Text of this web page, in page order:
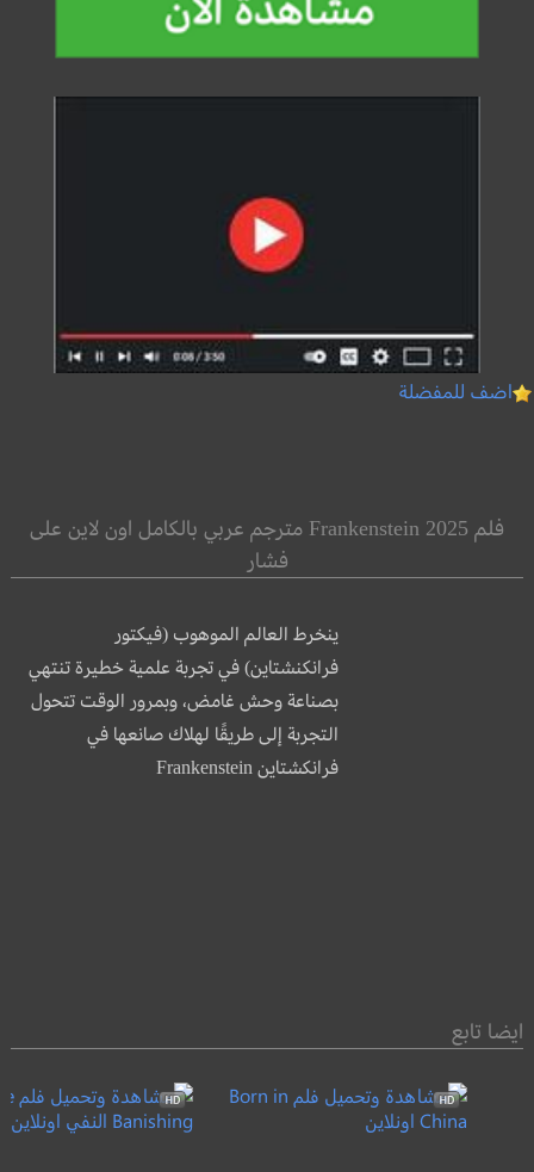
اضف للمفضلة
فلم Frankenstein 2025 مترجم عربي بالكامل اون لاين على
فشار
ينخرط العالم الموهوب (فيكتور
فرانكنشتاين) في تجربة علمية خطيرة تنتهي
بصناعة وحش غامض، وبمرور الوقت تتحول
التجربة إلى طريقًا لهلاك صانعها في
فرانكشتاين Frankenstein
ايضا تابع